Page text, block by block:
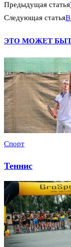
Предыдущая статья
Следующая статьяВ
ЭТО МОЖЕТ
Спорт
Теннис